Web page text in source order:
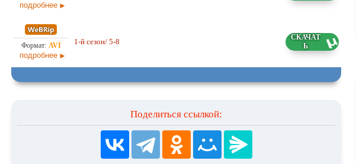
подробнее
подробнее
1-й сезон/ 5-8
Поделиться ссылкой: